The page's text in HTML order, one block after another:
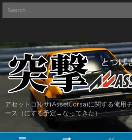
アセットコルサ(AssetCorsa)に関する俺用
ース（にする予定→なってきた）